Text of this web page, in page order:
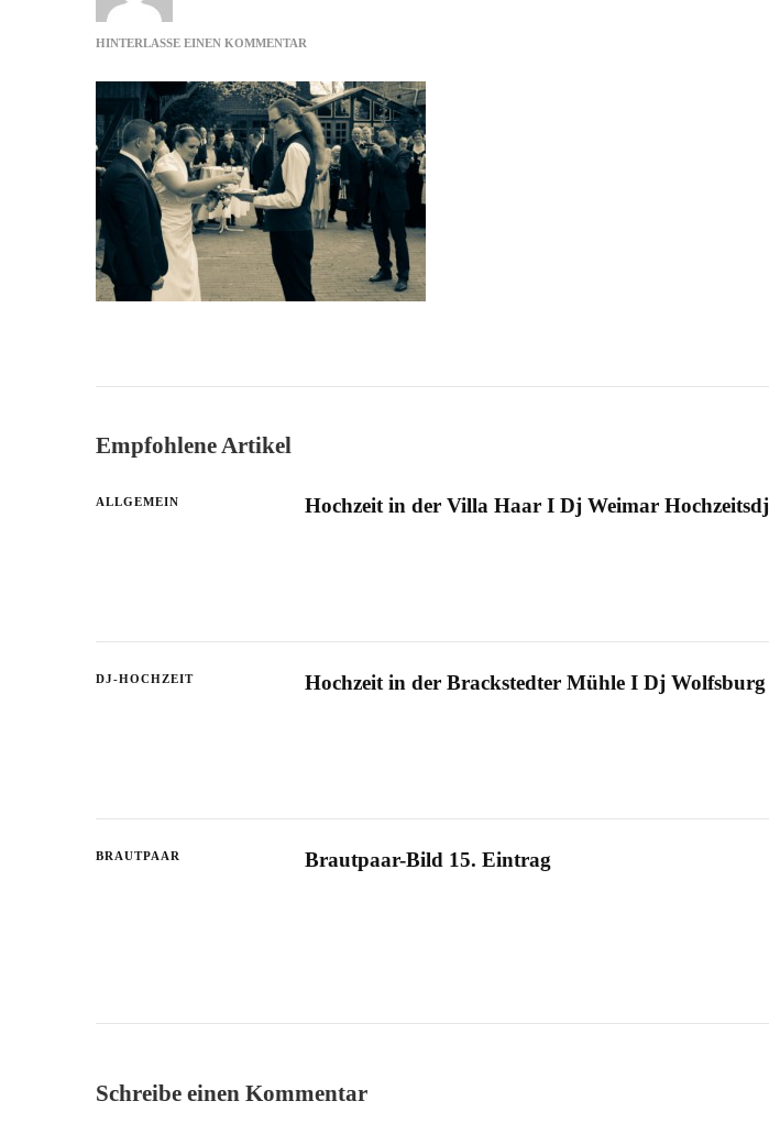
HINTERLASSE EINEN KOMMENTAR
UND
SALZ
Empfohlene Artikel
ALLGEMEIN Hochzeit in der Villa Haar I Dj Weimar Hochzeitsdj
DJ-HOCHZEIT Hochzeit in der Brackstedter Mühle I Dj Wolfsburg
BRAUTPAAR Brautpaar-Bild 15. Eintrag
Schreibe einen Kommentar